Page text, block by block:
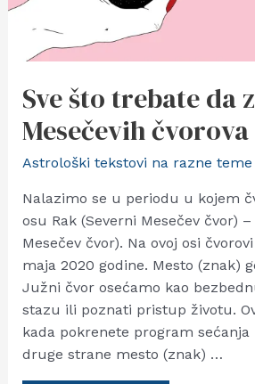
Sve što trebate da
Mesečevih
Astrološki tekstovi na razne teme
Nalazimo se u periodu u kojem
osu Rak (Severni Mesečev čvor)
Mesečev čvor). Na ovoj osi
maja 2020 godine. Mesto (znak)
Južni čvor osećamo kao
stazu ili poznati pristup životu.
kada pokrenete program sećanja
druge strane mesto (znak) …